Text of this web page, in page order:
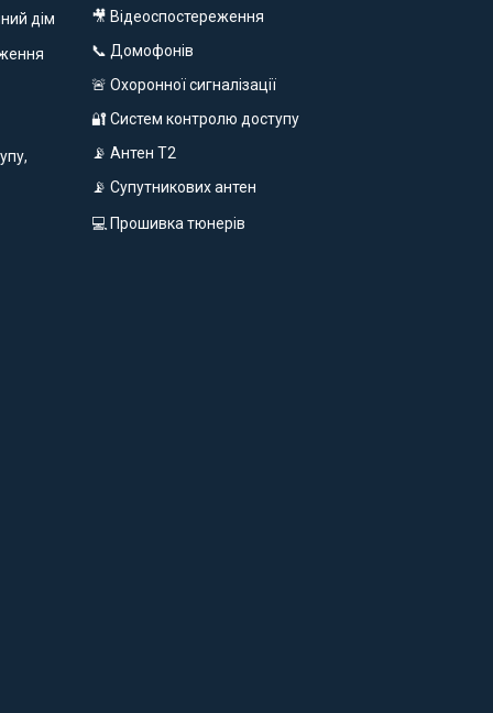
дім
🎥 Відеоспостереження
📞 Домофонів
🚨 Охоронної сигналізації
🔐 Систем контролю доступу
📡 Антен Т2
📡 Супутникових антен
💻 Прошивка тюнерів